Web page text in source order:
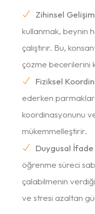
Zihinsel
kullanmak, beynin
çalıştırır. Bu,
çözme becerilerini
Fiziksel
ederken
koordinasyonunu
mükemmelleştirir.
Duygusal
öğrenme süreci
çalabilmenin
ve stresi azaltan